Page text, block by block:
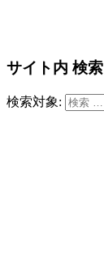
サイト内 検索
検索対象: